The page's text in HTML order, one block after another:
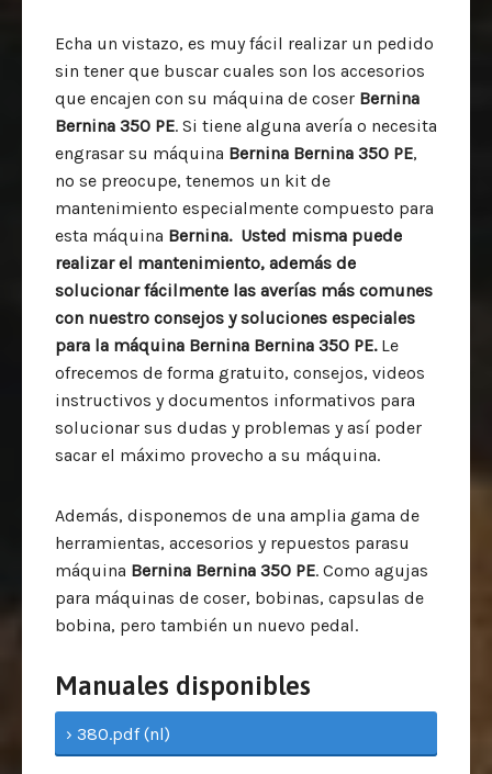
Echa un vistazo, es muy fácil realizar un pedido
sin tener que buscar cuales son los accesorios
que encajen con su máquina de coser Bernina
Bernina 350 PE. Si tiene alguna avería o necesita
engrasar su máquina Bernina Bernina 350 PE,
no se preocupe, tenemos un kit de
mantenimiento especialmente compuesto para
esta máquina Bernina. Usted misma puede
realizar el mantenimiento, además de
solucionar fácilmente las averías más comunes
con nuestro consejos y soluciones especiales
para la máquina Bernina Bernina 350 PE.Le
ofrecemos de forma gratuito, consejos, videos
instructivos y documentos informativos para
solucionar sus dudas y problemas y así poder
sacar el máximo provecho a su máquina.
Además, disponemos de una amplia gama de
herramientas, accesorios y repuestos parasu
máquina Bernina Bernina 350 PE. Como agujas
para máquinas de coser, bobinas, capsulas de
bobina, pero también un nuevo pedal.
Manuales disponibles
› 380.pdf (nl)